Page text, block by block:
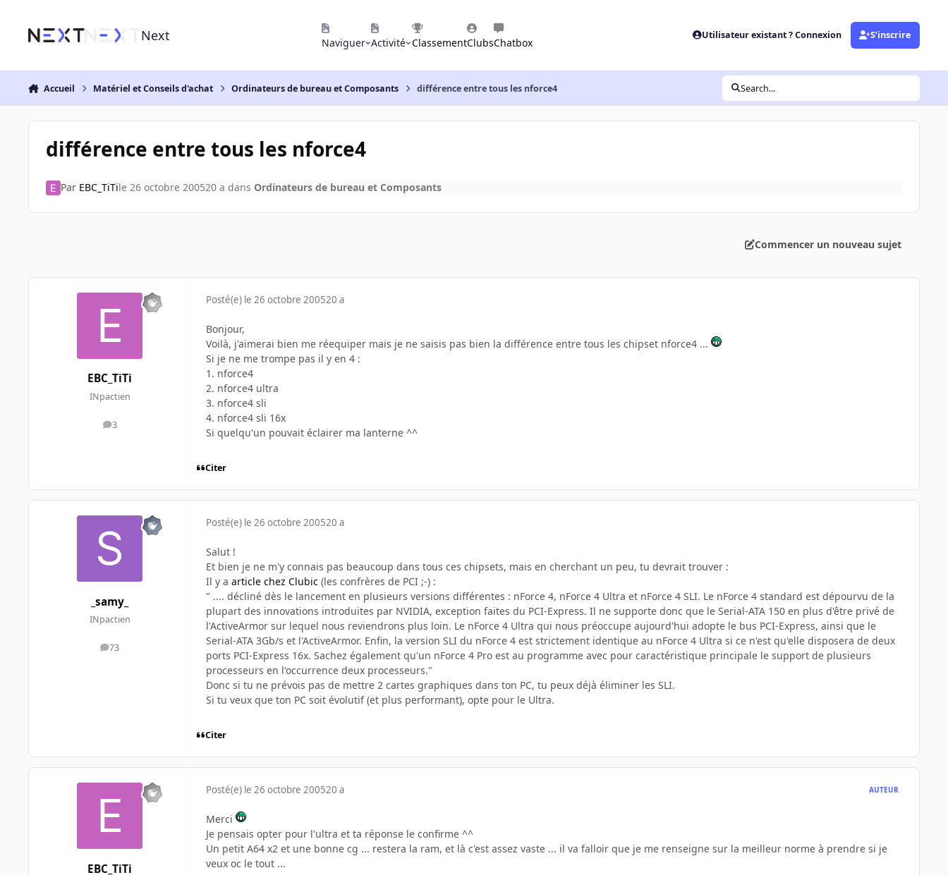
Next Naviguer Activité ClassementClubsChatbox
Utilisateur existant ? Connexion S’inscrire
Accueil Matériel et Conseils d'achat Ordinateurs de bureau et Composants différence entre tous les nforce4 Search...
différence entre tous les nforce4
Par EBC_TiTile 26 octobre 200520 a dans Ordinateurs de bureau et Composants
Commencer un nouveau sujet
EBC_TiTi
INpactien
3
messages
Posté(e) le 26 octobre 200520 a
Bonjour,
Voilà, j'aimerai bien me réequiper mais je ne saisis pas bien la différence entre tous les chipset nforce4 ...
Si je ne me trompe pas il y en 4 :
1. nforce4
2. nforce4 ultra
3. nforce4 sli
4. nforce4 sli 16x
Si quelqu'un pouvait éclairer ma lanterne ^^
Citer
_samy_
INpactien
73
messages
Posté(e) le 26 octobre 200520 a
Salut !
Et bien je ne m'y connais pas beaucoup dans tous ces chipsets, mais en cherchant un peu, tu devrait trouver :
Il y a article chez Clubic (les confrères de PCI ;-) :
" .... décliné dès le lancement en plusieurs versions différentes : nForce 4, nForce 4 Ultra et nForce 4 SLI. Le nForce 4 standard est dépourvu de la
plupart des innovations introduites par NVIDIA, exception faites du PCI-Express. Il ne supporte donc que le Serial-ATA 150 en plus d'être privé de
l'ActiveArmor sur lequel nous reviendrons plus loin. Le nForce 4 Ultra qui nous préoccupe aujourd'hui adopte le bus PCI-Express, ainsi que le
Serial-ATA 3Gb/s et l'ActiveArmor. Enfin, la version SLI du nForce 4 est strictement identique au nForce 4 Ultra si ce n'est qu'elle disposera de deux
ports PCI-Express 16x. Sachez également qu'un nForce 4 Pro est au programme avec pour caractéristique principale le support de plusieurs
processeurs en l'occurrence deux processeurs."
Donc si tu ne prévois pas de mettre 2 cartes graphiques dans ton PC, tu peux déjà éliminer les SLI.
Si tu veux que ton PC soit évolutif (et plus performant), opte pour le Ultra.
Citer
EBC_TiTi
Posté(e) le 26 octobre 200520 a AUTEUR
Merci
Je pensais opter pour l'ultra et ta réponse le confirme ^^
Un petit A64 x2 et une bonne cg ... restera la ram, et là c'est assez vaste ... il va falloir que je me renseigne sur la meilleur norme à prendre si je
veux oc le tout ...